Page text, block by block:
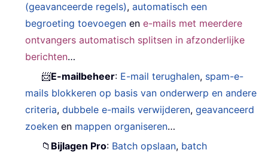
(geavanceerde regels),automatisch een
begroeting toevoegen ene-mails met meerdere
ontvangers automatisch splitsen in afzonderlijke
berichten…
📨E-mailbeheer: E-mail terughalen, spam-e-
mails blokkeren op basis van onderwerp en andere
criteria,dubbele e-mails verwijderen,geavanceerd
zoeken en mappen organiseren…
📁 Bijlagen Pro: Batch opslaan, batch